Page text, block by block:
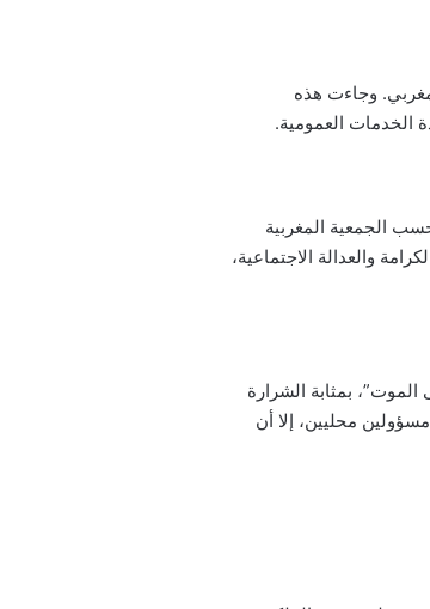
من الشباب المغربي. وجاءت هذه
الخدمات العمومية.
حيث نفذت حملة توقيفات استباقية طالت نحو 100 شاب، وذلك بحسب الجمعية المغربية
والعدالة الاجتماعية،
بمثابة الشرارة
محليين، إلا أن